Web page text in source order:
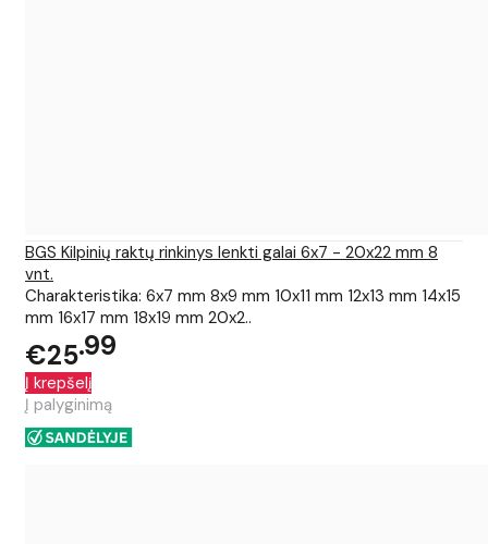
BGS Kilpinių raktų rinkinys lenkti galai 6x7 - 20x22 mm 8
vnt.
Charakteristika: 6x7 mm 8x9 mm 10x11 mm 12x13 mm 14x15
mm 16x17 mm 18x19 mm 20x2..
€2599
Į krepšelį
Į palyginimą